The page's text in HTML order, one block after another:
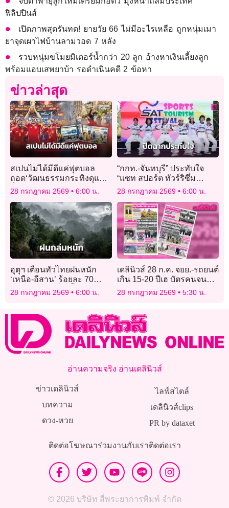
ฟิลิปปินส์
เปิดภาพสุดรันทด! ยายวัย 66 ไม่มีอะไรเหลือ ถูกหนุ่มเมา
ยาจุดเผาไฟบ้านลามวอด 7 หลัง
รวบหนุ่มขโมยมิเตอร์น้ำกว่า 20 ลูก อ้างหาเงินเลี้ยงลูก
พร้อมแอบเสพยาบ้า รอดำเนินคดี 2 ข้อหา
ข่าวล่าสุด
สเปนไม่ได้มีดีแค่ฟุตบอล
ถอด‘วัฒนธรรมกระทิงดุแห่ง
ยั่งยืน’
28 กรกฎาคม 2569 6:00 น.
“กกท.-จันทบุรี” ประทับใจ
“แซท สปอร์ต ทัวร์ริซึ่ม
เฟสติวัล” ปิดฉากอย่างงดงาม
28 กรกฎาคม 2569 6:00 น.
อุตุฯ เตือนทั่วไทยฝนหนัก
‘เหนือ-อีสาน’ ร้อยละ 70
กทม.ไม่เบา เสี่ยงน้ำท่วมฉับ
28 กรกฎาคม 2569 6:00 น.
เดลินิวส์ 28 ก.ค. จยย.-รถยนต์
เกิน 15-20 ปีเฮ บัตรคนจนฉลุ
ย ‘ครม.’เคาะปรับเกณฑ์ใหม่
28 กรกฎาคม 2569 5:30 น.
อ่านความจริง อ่านเดลินิวส์
ข่าวเดลินิวส์
บทความ
ดวง-หวย
ไลฟ์สไตล์
เดลินิวส์clips
PR by dataxet
ติดต่อโฆษณาร่วมงานกับเราติดต่อเรา
© 2026 บริษัท สี่พระยาการพิมพ์ จำกัด